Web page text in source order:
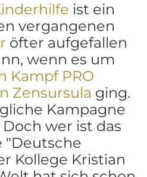
ist ein
vergangenen
öfter aufgefallen
wenn es um
Kampf PRO
Zensursula ging.
Kampagne
wer ist das
"Deutsche
Kollege Kristian